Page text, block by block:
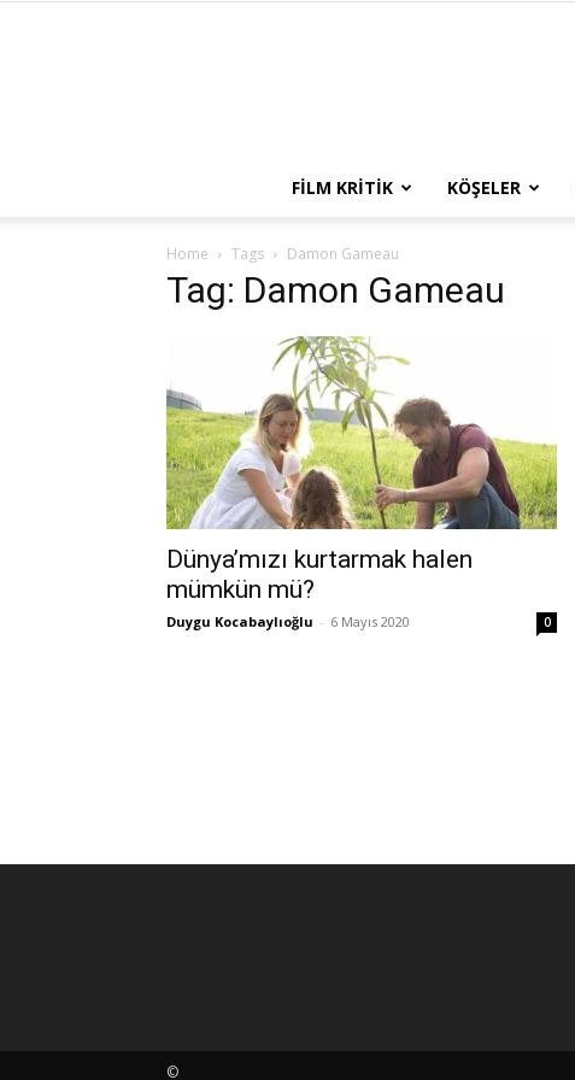
FILM KRITIK KÖŞELER
Home Tags Damon Gameau
Tag: Damon Gameau
Dünya’mızı kurtarmak halen
mümkün mü?
Duygu Kocabaylıoğlu - 6 Mayıs 2020 0
©